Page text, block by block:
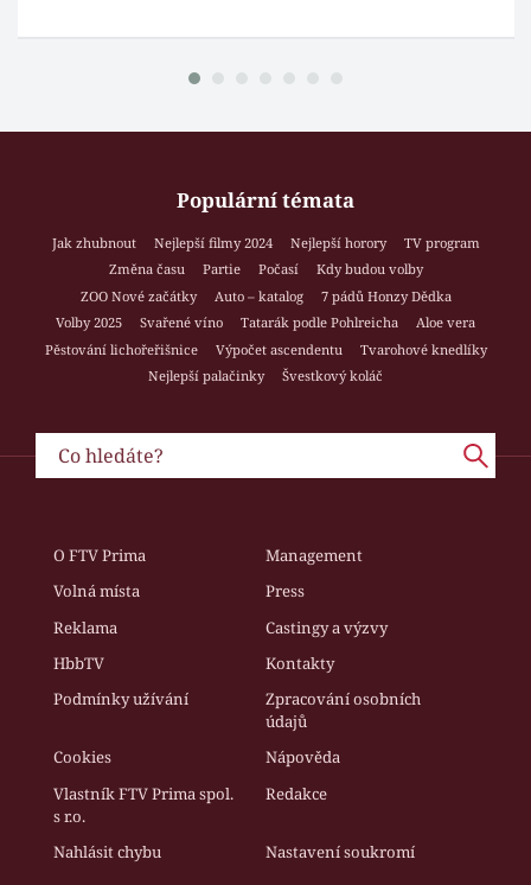
Populární témata
Jak zhubnout Nejlepší filmy 2024 Nejlepší horory
TV program
Změna času
Partie Počasí
Kdy budou volby
ZOO Nové začátky
Auto – katalog
7 pádů Honzy Dědka
Volby 2025
Svařené víno Tatarák podle Pohlreicha
Aloe vera
Pěstování lichořeřišnice
Výpočet ascendentu
Tvarohové knedlíky
Nejlepší palačinky
Švestkový koláč
O FTV Prima
Management
Volná místa
Press
Reklama
Castingy a výzvy
HbbTV
Kontakty
Podmínky užívání
Zpracování osobních
údajů
Cookies
Nápověda
Vlastník FTV Prima spol.
s r.o.
Redakce
Nahlásit chybu Nastavení soukromí